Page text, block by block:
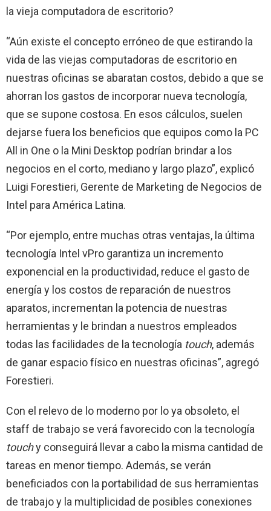
la vieja computadora de escritorio?
“Aún existe el concepto erróneo de que estirando la
vida de las viejas computadoras de escritorio en
nuestras oficinas se abaratan costos, debido a que se
ahorran los gastos de incorporar nueva tecnología,
que se supone costosa. En esos cálculos, suelen
dejarse fuera los beneficios que equipos como la PC
All in One o la Mini Desktop podrían brindar a los
negocios en el corto, mediano y largo plazo”, explicó
Luigi Forestieri, Gerente de Marketing de Negocios de
Intel para América Latina.
“Por ejemplo, entre muchas otras ventajas, la última
tecnología Intel vPro garantiza un incremento
exponencial en la productividad, reduce el gasto de
energía y los costos de reparación de nuestros
aparatos, incrementan la potencia de nuestras
herramientas y le brindan a nuestros empleados
todas las facilidades de la tecnología touch, además
de ganar espacio físico en nuestras oficinas”, agregó
Forestieri.
Con el relevo de lo moderno por lo ya obsoleto, el
staff de trabajo se verá favorecido con la tecnología
touchy conseguirá llevar a cabo la misma cantidad de
tareas en menor tiempo. Además, se verán
beneficiados con la portabilidad de sus herramientas
de trabajo y la multiplicidad de posibles conexiones